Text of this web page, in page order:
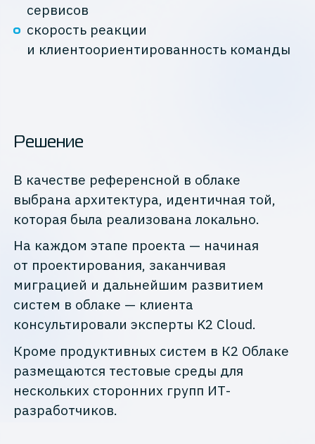
сервисов
скорость реакции
и клиентоориентированность команды
Решение
В качестве референсной в облаке
выбрана архитектура, идентичная той,
которая была реализована локально.
На каждом этапе проекта — начиная
от проектирования, заканчивая
миграцией и дальнейшим развитием
систем в облаке — клиента
консультировали эксперты K2 Cloud.
Кроме продуктивных систем в К2 Облаке
размещаются тестовые среды для
нескольких сторонних групп ИТ-
разработчиков.